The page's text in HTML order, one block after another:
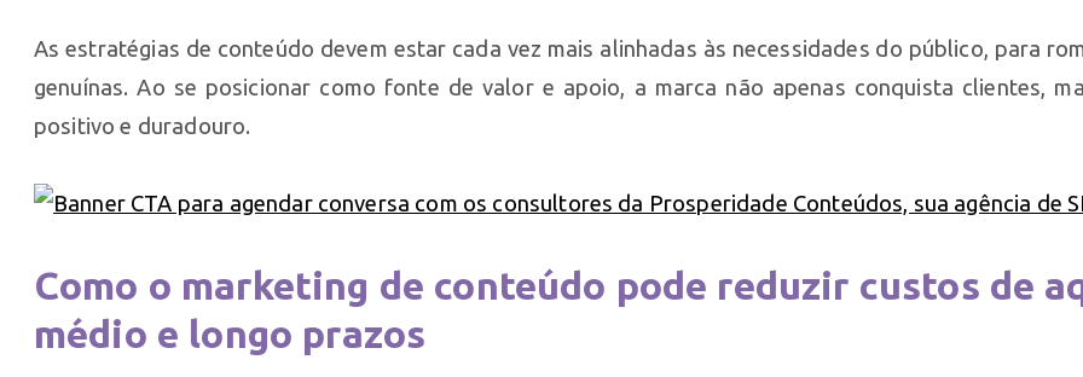
As estratégias de conteúdo devem estar cada vez mais alinhadas às necessidades do público, para
genuínas. Ao se posicionar como fonte de valor e apoio, a marca não apenas conquista clientes,
positivo e duradouro.
Como o marketing de conteúdo pode reduzir custos de
médio e longo prazos